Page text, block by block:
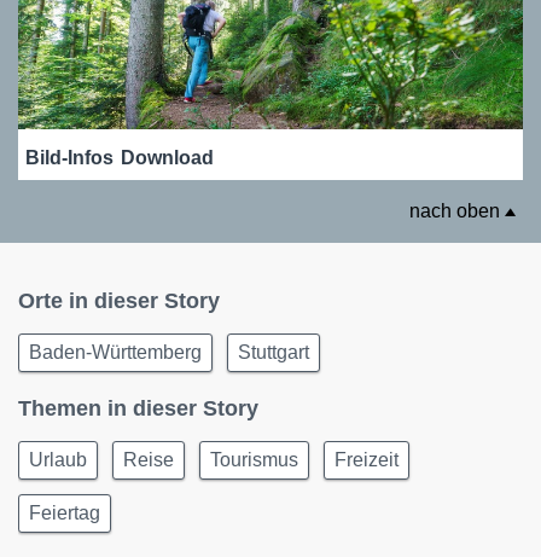
Bild-Infos Download
nach oben
Orte in dieser Story
Baden-Württemberg Stuttgart
Themen in dieser Story
Urlaub Reise Tourismus Freizeit
Feiertag